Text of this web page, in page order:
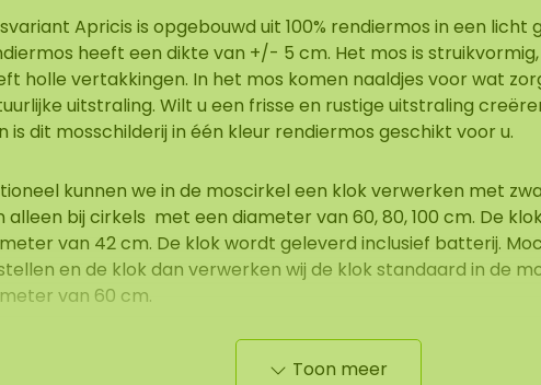
Apricis is opgebouwd uit 100% rendiermos in een licht
heeft een dikte van +/- 5 cm. Het mos is
holle vertakkingen. In het mos komen naaldjes voor wat
uitstraling. Wilt u een frisse en rustige uitstraling
is dit mosschilderij in één kleur rendiermos geschikt voor u.
kunnen we in de moscirkel een klok verwerken met
alleen bij cirkels met een diameter van 60, 80, 100 cm. De
van 42 cm. De klok wordt geleverd inclusief batterij.
en de klok dan verwerken wij de klok standaard in de
van 60 cm.
Toon meer